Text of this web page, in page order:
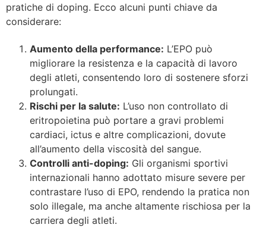
pratiche di doping. Ecco alcuni punti chiave da
considerare:
Aumento della performance: L’EPO può
migliorare la resistenza e la capacità di lavoro
degli atleti, consentendo loro di sostenere sforzi
prolungati.
Rischi per la salute: L’uso non controllato di
eritropoietina può portare a gravi problemi
cardiaci, ictus e altre complicazioni, dovute
all’aumento della viscosità del sangue.
Controlli anti-doping: Gli organismi sportivi
internazionali hanno adottato misure severe per
contrastare l’uso di EPO, rendendo la pratica non
solo illegale, ma anche altamente rischiosa per la
carriera degli atleti.